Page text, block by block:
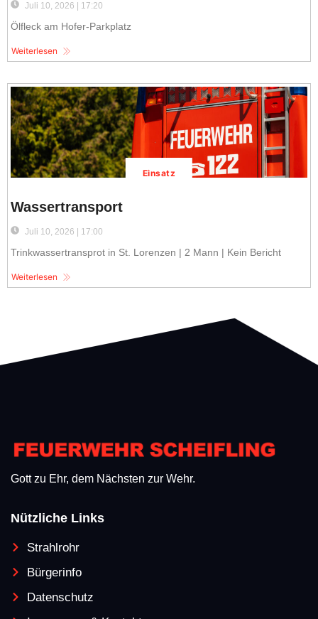
Juli 10, 2026 | 17:20
Ölfleck am Hofer-Parkplatz
Weiterlesen
Einsatz
Wassertransport
Juli 10, 2026 | 17:00
Trinkwassertransprot in St. Lorenzen | 2 Mann | Kein Bericht
Weiterlesen
Gott zu Ehr, dem Nächsten zur Wehr.
Nützliche Links
Strahlrohr
Bürgerinfo
Datenschutz